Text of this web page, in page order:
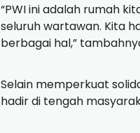
“PWI ini adalah rumah
seluruh wartawan. Kita
berbagai hal,”
Selain memperkuat
hadir di tengah